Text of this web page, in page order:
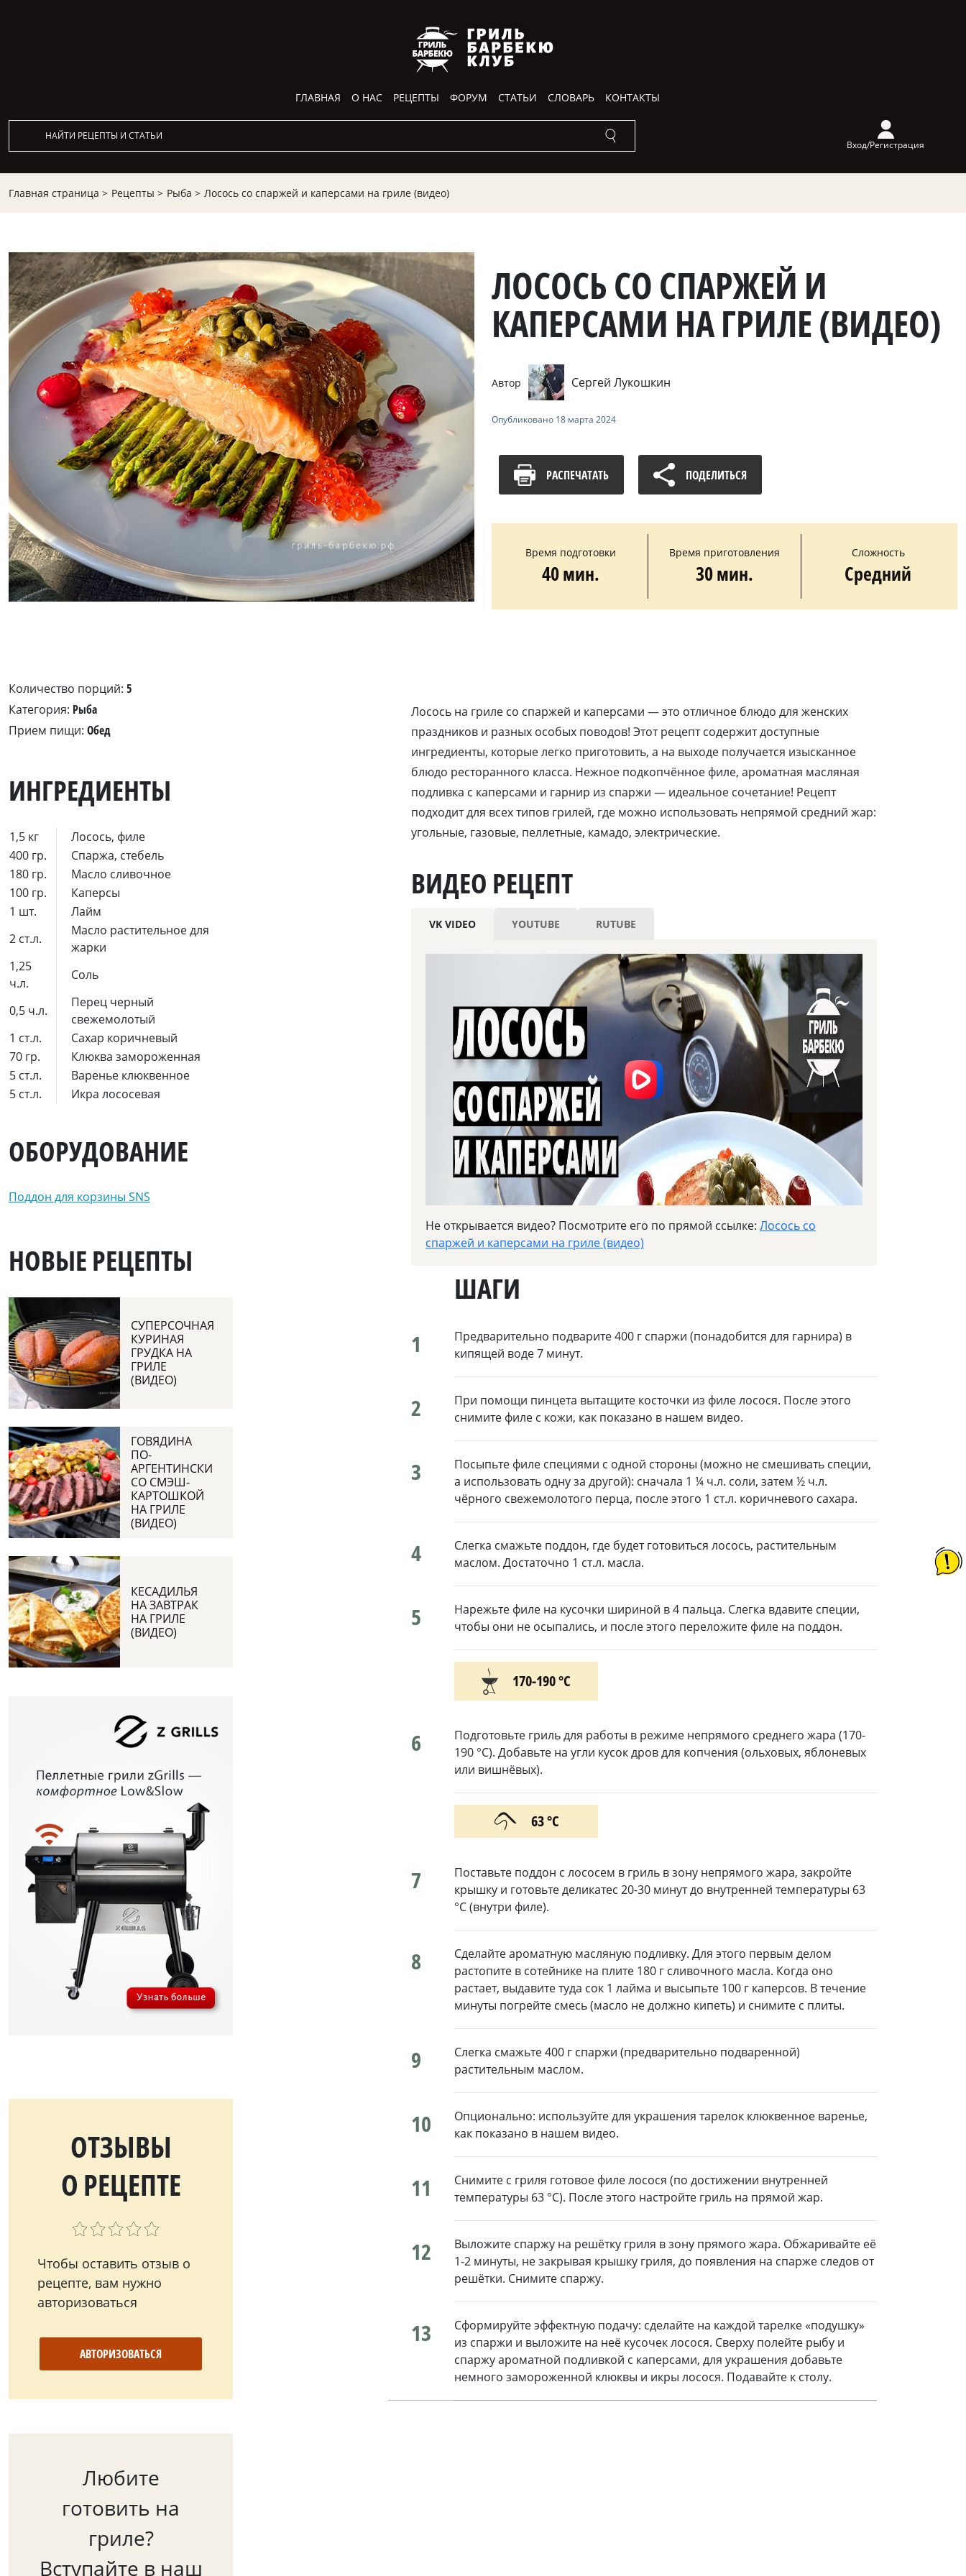
ГЛАВНАЯ О НАС РЕЦЕПТЫ ФОРУМ СТАТЬИ СЛОВАРЬ КОНТАКТЫ
Вход/Регистрация
Главная страница > Рецепты > Рыба > Лосось со спаржей и каперсами на гриле (видео)
ЛОСОСЬ СО СПАРЖЕЙ И
КАПЕРСАМИ НА ГРИЛЕ (ВИДЕО)
Автор Сергей Лукошкин
Опубликовано 18 марта 2024
РАСПЕЧАТАТЬ ПОДЕЛИТЬСЯ
Время подготовки
40 мин.
Время приготовления
30 мин.
Сложность
Средний
Количество порций: 5
Категория: Рыба
Прием пищи: Обед
ИНГРЕДИЕНТЫ
1,5 кг
Лосось, филе
400 гр.
Спаржа, стебель
180 гр.
Масло сливочное
100 гр.
Каперсы
1 шт.
Лайм
2 ст.л.
Масло растительное для
жарки
1,25
ч.л.
Соль
0,5 ч.л.
Перец черный
свежемолотый
1 ст.л.
Сахар коричневый
70 гр.
Клюква замороженная
5 ст.л.
Варенье клюквенное
5 ст.л.
Икра лососевая
ОБОРУДОВАНИЕ
Поддон для корзины SNS
НОВЫЕ РЕЦЕПТЫ
СУПЕРСОЧНАЯ
КУРИНАЯ
ГРУДКА НА
ГРИЛЕ
(ВИДЕО)
ГОВЯДИНА
ПО-
АРГЕНТИНСКИ
СО СМЭШ-
КАРТОШКОЙ
НА ГРИЛЕ
(ВИДЕО)
КЕСАДИЛЬЯ
НА ЗАВТРАК
НА ГРИЛЕ
(ВИДЕО)
ОТЗЫВЫ
О РЕЦЕПТЕ
Чтобы оставить отзыв о
рецепте, вам нужно
авторизоваться
АВТОРИЗОВАТЬСЯ
Любите
готовить на
гриле?
Вступайте в наш
Лосось на гриле со спаржей и каперсами — это отличное блюдо для женских
праздников и разных особых поводов! Этот рецепт содержит доступные
ингредиенты, которые легко приготовить, а на выходе получается изысканное
блюдо ресторанного класса. Нежное подкопчённое филе, ароматная масляная
подливка с каперсами и гарнир из спаржи — идеальное сочетание! Рецепт
подходит для всех типов грилей, где можно использовать непрямой средний жар:
угольные, газовые, пеллетные, камадо, электрические.
ВИДЕО РЕЦЕПТ
VK VIDEO YOUTUBE RUTUBE
Не открывается видео? Посмотрите его по прямой ссылке: Лосось со
спаржей и каперсами на гриле (видео)
ШАГИ
1
Предварительно подварите 400 г спаржи (понадобится для гарнира) в
кипящей воде 7 минут.
2
При помощи пинцета вытащите косточки из филе лосося. После этого
снимите филе с кожи, как показано в нашем видео.
3
Посыпьте филе специями с одной стороны (можно не смешивать специи,
а использовать одну за другой): сначала 1 ¼ ч.л. соли, затем ½ ч.л.
чёрного свежемолотого перца, после этого 1 ст.л. коричневого сахара.
4
Слегка смажьте поддон, где будет готовиться лосось, растительным
маслом. Достаточно 1 ст.л. масла.
5
Нарежьте филе на кусочки шириной в 4 пальца. Слегка вдавите специи,
чтобы они не осыпались, и после этого переложите филе на поддон.
170-190 °С
6
Подготовьте гриль для работы в режиме непрямого среднего жара (170-
190 °С). Добавьте на угли кусок дров для копчения (ольховых, яблоневых
или вишнёвых).
63 °С
7
Поставьте поддон с лососем в гриль в зону непрямого жара, закройте
крышку и готовьте деликатес 20-30 минут до внутренней температуры 63
°С (внутри филе).
8
Сделайте ароматную масляную подливку. Для этого первым делом
растопите в сотейнике на плите 180 г сливочного масла. Когда оно
растает, выдавите туда сок 1 лайма и высыпьте 100 г каперсов. В течение
минуты погрейте смесь (масло не должно кипеть) и снимите с плиты.
9
Слегка смажьте 400 г спаржи (предварительно подваренной)
растительным маслом.
10
Опционально: используйте для украшения тарелок клюквенное варенье,
как показано в нашем видео.
11
Снимите с гриля готовое филе лосося (по достижении внутренней
температуры 63 °С). После этого настройте гриль на прямой жар.
12
Выложите спаржу на решётку гриля в зону прямого жара. Обжаривайте её
1-2 минуты, не закрывая крышку гриля, до появления на спарже следов от
решётки. Снимите спаржу.
13
Сформируйте эффектную подачу: сделайте на каждой тарелке «подушку»
из спаржи и выложите на неё кусочек лосося. Сверху полейте рыбу и
спаржу ароматной подливкой с каперсами, для украшения добавьте
немного замороженной клюквы и икры лосося. Подавайте к столу.